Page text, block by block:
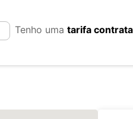
Tenho uma tarifa